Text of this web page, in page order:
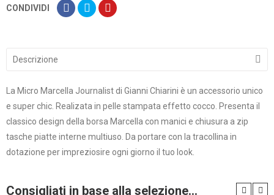
CONDIVIDI
Descrizione
La Micro Marcella Journalist di Gianni Chiarini è un accessorio unico
e super chic. Realizata in pelle stampata effetto cocco. Presenta il
classico design della borsa Marcella con manici e chiusura a zip
tasche piatte interne multiuso. Da portare con la tracollina in
dotazione per impreziosire ogni giorno il tuo look.
Consigliati in base alla selezione...